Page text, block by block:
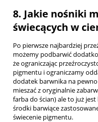
8. Jakie nośniki
świecących w
Po pierwsze najbardziej
możemy podbarwić
że ograniczając
pigmentu i ograniczamy
dodatek barwnika na
mieszać z oryginalnie
farba do ścian) ale to już
środki barwiące
świecenie pigmentu.